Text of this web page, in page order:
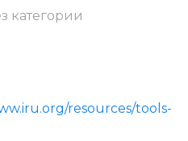
категории
resources/tools-